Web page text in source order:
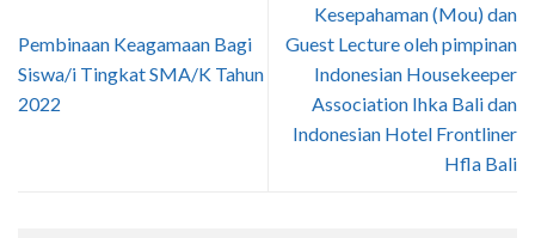
Pembinaan Keagamaan Bagi
Siswa/i Tingkat SMA/K Tahun
2022
Kesepahaman (Mou) dan
Guest Lecture oleh pimpinan
Indonesian Housekeeper
Association Ihka Bali dan
Indonesian Hotel Frontliner
Hfla Bali